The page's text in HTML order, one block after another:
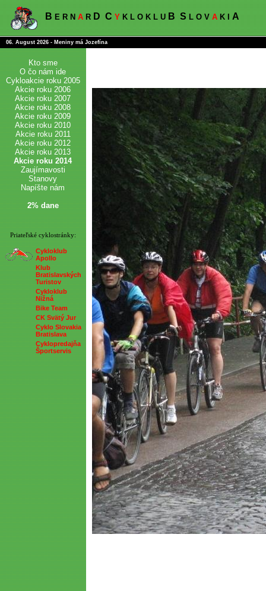
B E R N A R D C Y K L O K L U B S L O V A K I A
06. August 2026 - Meniny má Jozefína
Kto sme
O čo nám ide
Cykloakcie roku 2005
Akcie roku 2006
Akcie roku 2007
Akcie roku 2008
Akcie roku 2009
Akcie roku 2010
Akcie roku 2011
Akcie roku 2012
Akcie roku 2013
Akcie roku 2014
Zaujímavosti
Stanovy
Napíšte nám
2% dane
Priateľské cyklostránky:
Cykloklub
Apollo
Klub
Bratislavských
Turistov
Cykloklub
Nižná
Bike Team
CK Svätý Jur
Cyklo Slovakia
Bratislava
Cyklopredajňa
Športservis